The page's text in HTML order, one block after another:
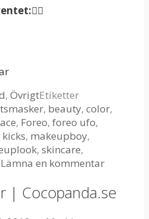
, ÖvrigtEtiketter
, beauty, color,
, Foreo, foreo ufo,
kicks, makeupboy,
, skincare,
Lämna en kommentar
| Cocopanda.se